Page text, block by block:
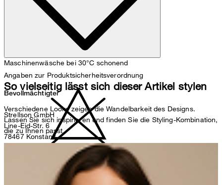
Maschinenwäsche bei 30°C schonend
Angaben zur Produktsicherheitsverordnung
Bevollmächtigter
Strellson GmbH
Line-Eid-Str. 6
78467 Konstanz
contact@strellson.com
So vielseitig lässt sich dieser Artikel stylen
Verschiedene Looks zeigen die Wandelbarkeit des Designs.
Lassen Sie sich inspirieren und finden Sie die Styling-Kombination,
die zu Ihnen passt.